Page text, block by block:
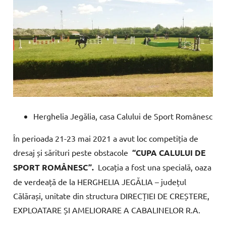
Herghelia Jegălia, casa Calului de Sport Românesc
În perioada 21-23 mai 2021 a avut loc competiția de
dresaj și sărituri peste obstacole“CUPA CALULUI DE
SPORT ROMÂNESC”. Locația a fost una specială, oaza
de verdeață de la HERGHELIA JEGĂLIA – județul
Călărași, unitate din structura DIRECȚIEI DE CREȘTERE,
EXPLOATARE ȘI AMELIORARE A CABALINELOR R.A.